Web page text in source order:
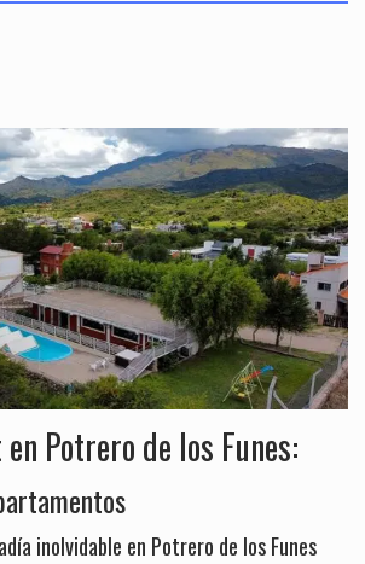
Potrero de los Funes:
inolvidable en Potrero de los Funes